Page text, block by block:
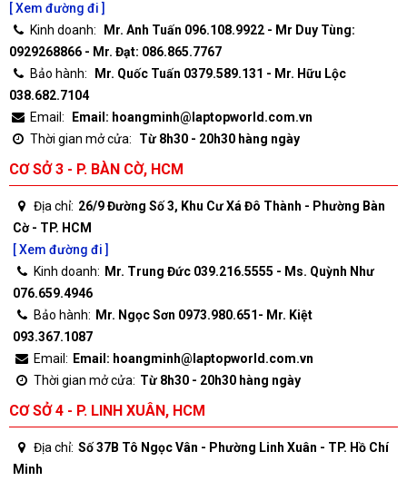
[ Xem đường đi ]
Kinh doanh:
Mr. Anh Tuấn 096.108.9922 - Mr Duy Tùng:
0929268866 - Mr. Đạt: 086.865.7767
Bảo hành:
Mr. Quốc Tuấn 0379.589.131 - Mr. Hữu Lộc
038.682.7104
Email:
Email: hoangminh@laptopworld.com.vn
Thời gian mở cửa:
Từ 8h30 - 20h30 hàng ngày
CƠ SỞ 3 - P. BÀN CỜ, HCM
Địa chỉ: 26/9 Đường Số 3, Khu Cư Xá Đô Thành - Phường Bàn
Cờ - TP. HCM
[ Xem đường đi ]
Kinh doanh: Mr. Trung Đức 039.216.5555 - Ms. Quỳnh Như
076.659.4946
Bảo hành: Mr. Ngọc Sơn 0973.980.651- Mr. Kiệt
093.367.1087
Email: Email: hoangminh@laptopworld.com.vn
Thời gian mở cửa: Từ 8h30 - 20h30 hàng ngày
CƠ SỞ 4 - P. LINH XUÂN, HCM
Địa chỉ: Số 37B Tô Ngọc Vân - Phường Linh Xuân - TP. Hồ Chí
Minh